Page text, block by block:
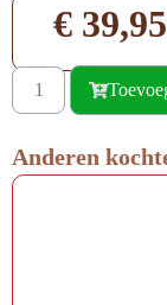
€ 39,95
Anderen